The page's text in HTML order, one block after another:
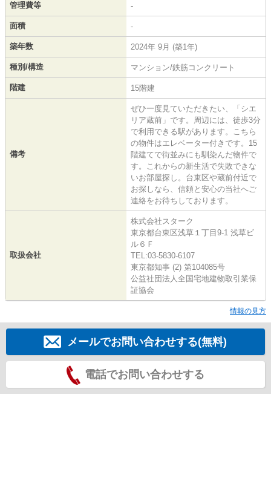
管理費等 -
面積 -
築年数 2024年 9月 (築1年)
種別/構造 マンション/鉄筋コンクリート
階建 15階建
備考
ぜひ一度見ていただきたい、「シエ
リア蔵前」です。周辺には、徒歩3分
で利用できる駅があります。こちら
の物件はエレベーター付きです。15
階建てで街並みにも馴染んだ物件で
す。これからの新生活で失敗できな
いお部屋探し。台東区や蔵前付近で
お探しなら、信頼と安心の当社へご
連絡をお待ちしております。
取扱会社
株式会社スターク
東京都台東区浅草１丁目9-1 浅草ビ
ル６Ｆ
TEL:03-5830-6107
東京都知事 (2) 第104085号
公益社団法人全国宅地建物取引業保
証協会
情報の見方
メールでお問い合わせする(無料)
電話でお問い合わせする